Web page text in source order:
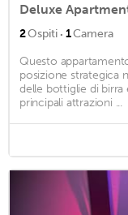
Deluxe
2Ospiti · 1Camera
Questo
posizione strategica
delle bottiglie di
principali attrazioni ...